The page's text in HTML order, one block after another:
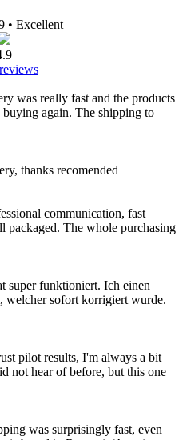
• Excellent
was really fast and the products
again. The shipping to
thanks recomended
communication, fast
packaged. The whole purchasing
super funktioniert. Ich einen
welcher sofort korrigiert wurde.
pilot results, I'm always a bit
not hear of before, but this one
was surprisingly fast, even